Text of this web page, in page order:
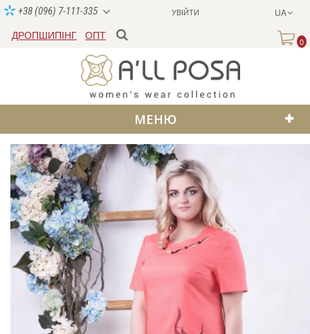
УВІЙТИ UA
+38 (096) 7-111-335
ДРОПШИПІНГ ОПТ
0
МЕНЮ